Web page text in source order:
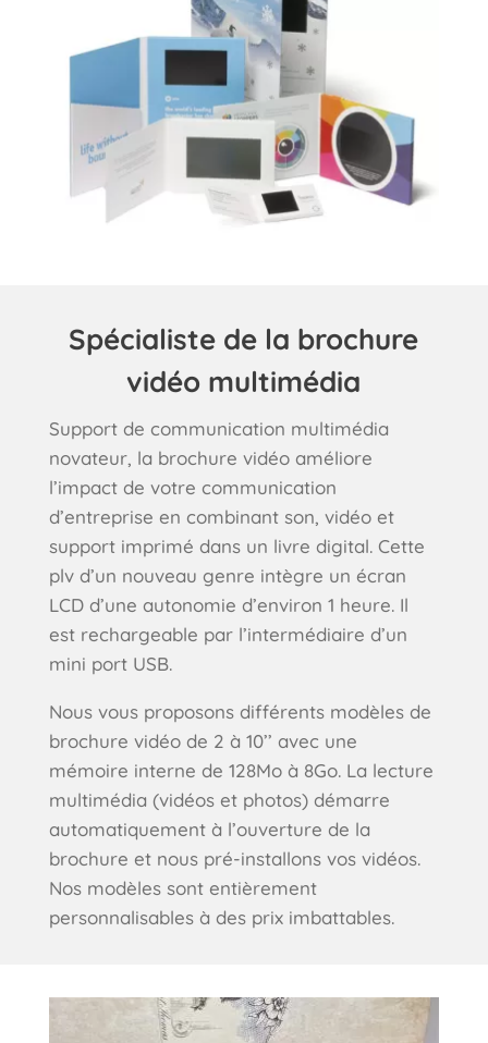
Spécialiste de la brochure
vidéo multimédia
Support de communication multimédia
novateur, la brochure vidéo améliore
l’impact de votre communication
d’entreprise en combinant son, vidéo et
support imprimé dans un livre digital. Cette
plv d’un nouveau genre intègre un écran
LCD d’une autonomie d’environ 1 heure. Il
est rechargeable par l’intermédiaire d’un
mini port USB.
Nous vous proposons différents modèles de
brochure vidéo de 2 à 10’’ avec une
mémoire interne de 128Mo à 8Go. La lecture
multimédia (vidéos et photos) démarre
automatiquement à l’ouverture de la
brochure et nous pré-installons vos vidéos.
Nos modèles sont entièrement
personnalisables à des prix imbattables.